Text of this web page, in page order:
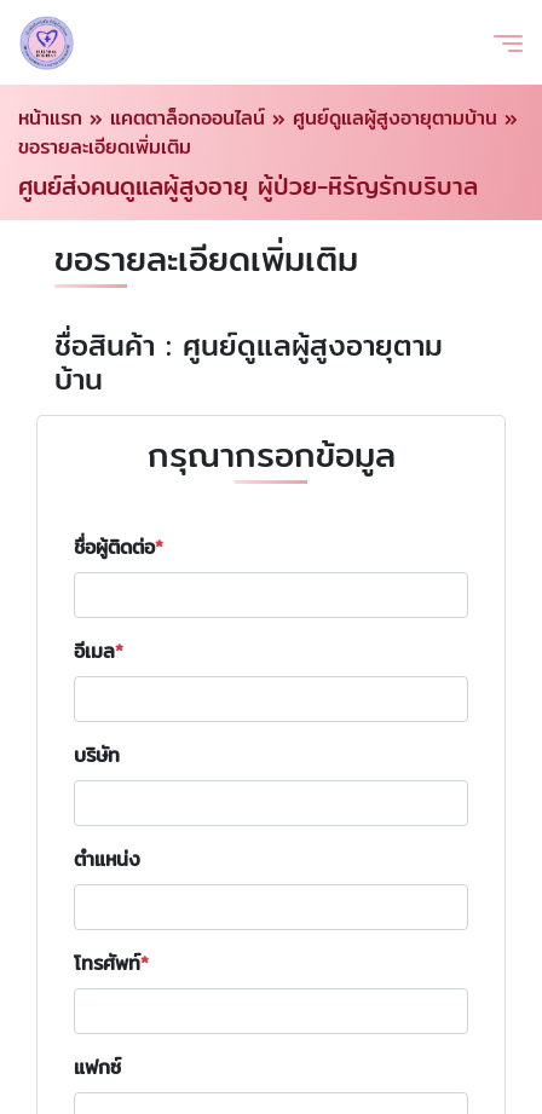
หน้าแรก » แคตตาล็อกออนไลน์ » ศูนย์ดูแลผู้สูงอายุตามบ้าน »
ขอรายละเอียดเพิ่มเติม
ศูนย์ส่งคนดูแลผู้สูงอายุ ผู้ป่วย-หิรัญรักบริบาล
ขอรายละเอียดเพิ่มเติม
ชื่อสินค้า : ศูนย์ดูแลผู้สูงอายุตาม
บ้าน
กรุณากรอกข้อมูล
ชื่อผู้ติดต่อ
อีเมล
บริษัท
ตำแหน่ง
โทรศัพท์
แฟกซ์